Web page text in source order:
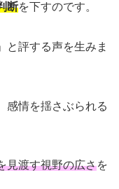
断を下すのです。
と評する声を生みま
感情を揺さぶられる
見渡す視野の広さを